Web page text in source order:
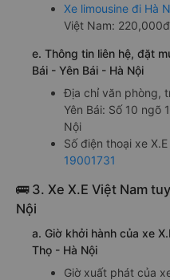
Xe limousine đi Hà
Việt Nam: 220,000đ
e. Thông tin liên hệ, đặt
Bái - Yên Bái - Hà Nội
Địa chỉ văn phòng,
Yên Bái: Số 10 ngõ
Nội
Số điện thoại xe
19001731
🚌 3. Xe X.E Việt Nam
Nội
a. Giờ khởi hành của xe
Thọ - Hà Nội
Giờ xuất phát của